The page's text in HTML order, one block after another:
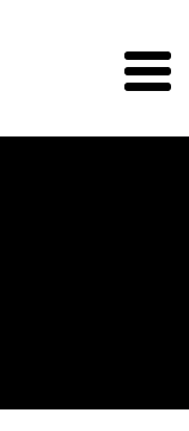
Menu